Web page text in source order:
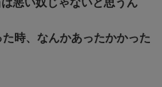
悪い奴じゃないと思うん
た時、なんかあったかかった